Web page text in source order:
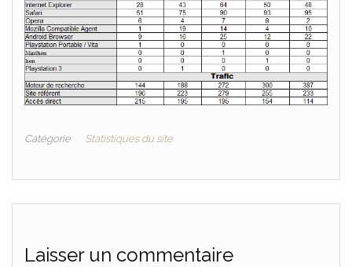
Catégorie Statistiques du site
Laisser un commentaire